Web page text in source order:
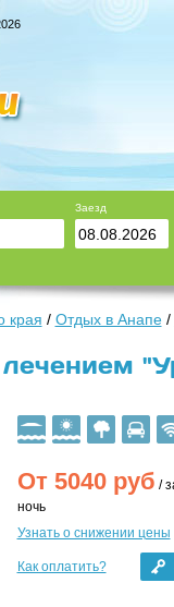
Заезд
края / Отдых в Анапе/
От 5040руб /
ночь
Узнать о снижении цены
Как оплатить?